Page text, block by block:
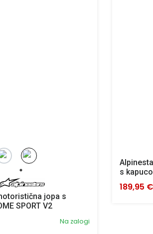
jopa s
SPORT V2
Na zalogi
s kapuco
189,95 €